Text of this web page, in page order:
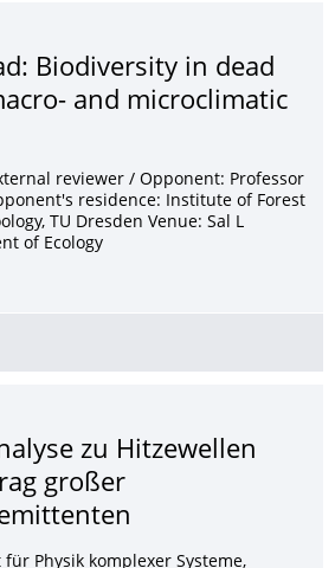
Biodiversity in dead
and microclimatic
reviewer / Opponent: Professor
residence: Institute of Forest
TU Dresden Venue: Sal L
of Ecology
zu Hitzewellen
großer
Physik komplexer Systeme,